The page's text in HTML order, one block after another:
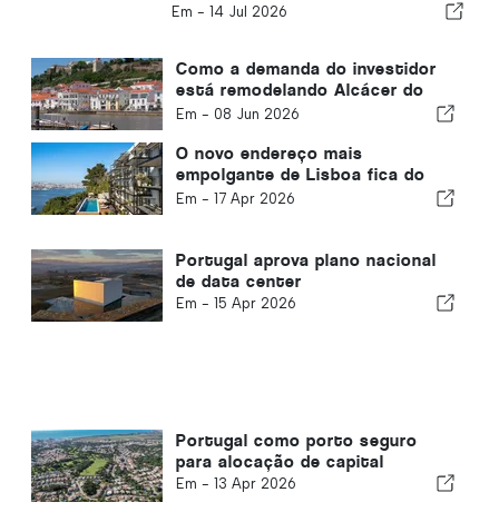
Em - 14 Jul 2026
Como a demanda do investidor
está remodelando Alcácer do
Sal
Em - 08 Jun 2026
O novo endereço mais
empolgante de Lisboa fica do
outro lado do rio
Em - 17 Apr 2026
Portugal aprova plano nacional
de data center
Em - 15 Apr 2026
Portugal como porto seguro
para alocação de capital
Em - 13 Apr 2026